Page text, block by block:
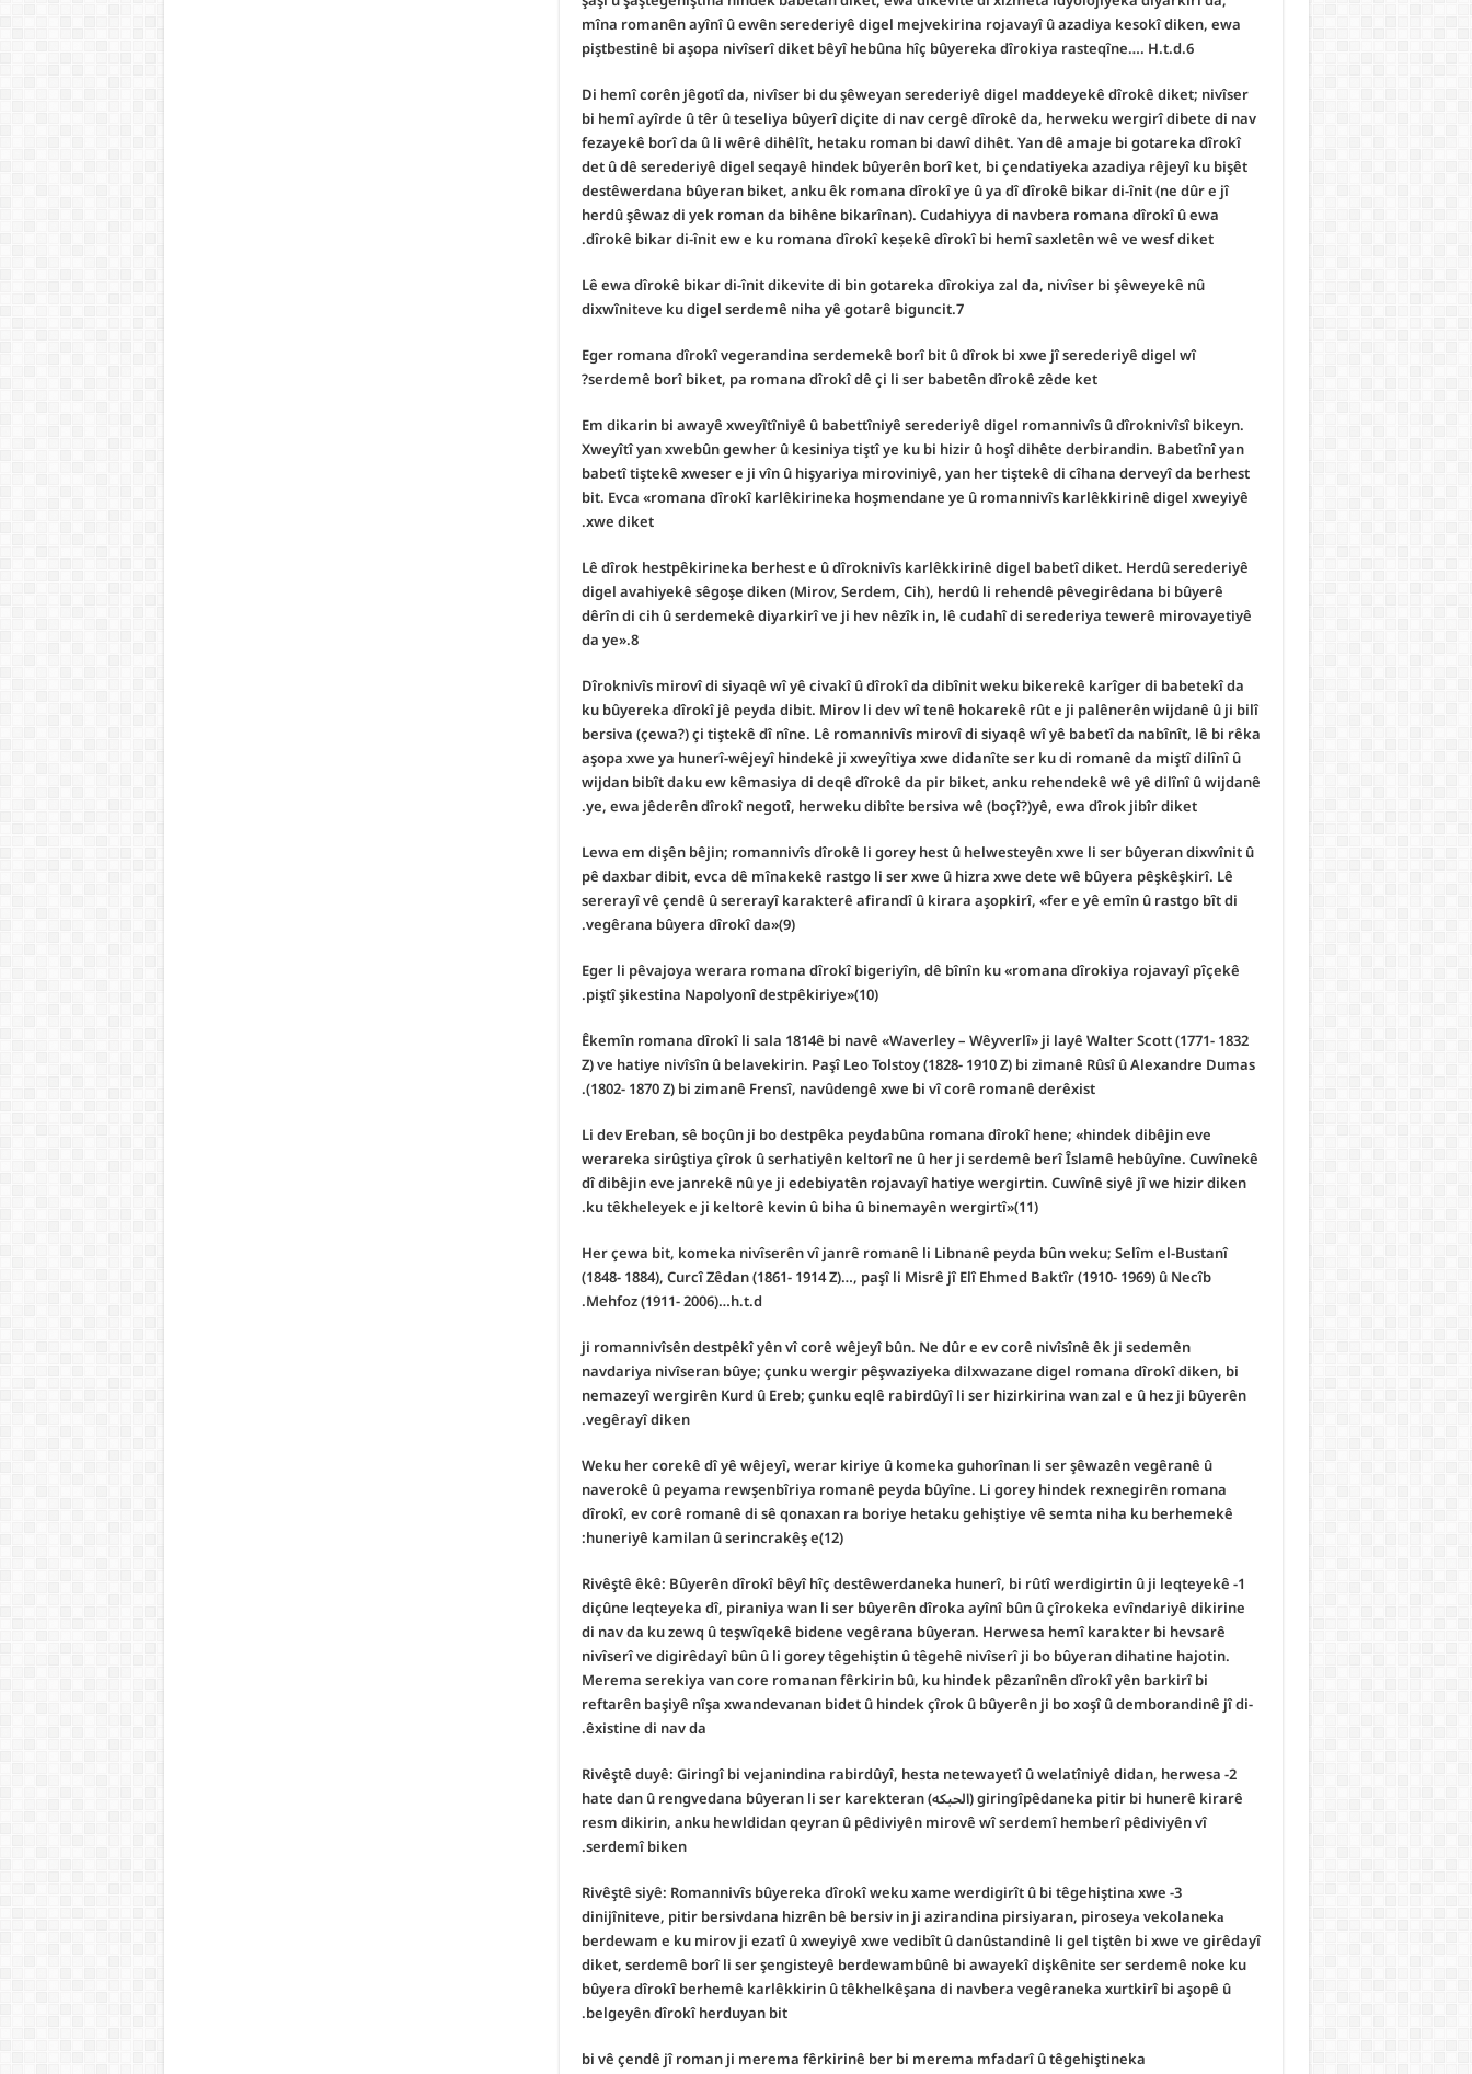
mîna romanên ayînî û ewên serederiyê digel mejvekirina rojavayî û azadiya kesokî diken, ewa
piştbestinê bi aşopa nivîserî diket bêyî hebûna hîç bûyereka dîrokiya rasteqîne…. H.t.d.6
Di hemî corên jêgotî da, nivîser bi du şêweyan serederiyê digel maddeyekê dîrokê diket; nivîser
bi hemî ayîrde û têr û teseliya bûyerî diçite di nav cergê dîrokê da, herweku wergirî dibete di nav
fezayekê borî da û li wêrê dihêlît, hetaku roman bi dawî dihêt. Yan dê amaje bi gotareka dîrokî
det û dê serederiyê digel seqayê hindek bûyerên borî ket, bi çendatiyeka azadiya rêjeyî ku bişêt
destêwerdana bûyeran biket, anku êk romana dîrokî ye û ya dî dîrokê bikar di-înit (ne dûr e jî
herdû şêwaz di yek roman da bihêne bikarînan). Cudahiyya di navbera romana dîrokî û ewa
dîrokê bikar di-înit ew e ku romana dîrokî keșekê dîrokî bi hemî saxletên wê ve wesf diket.
Lê ewa dîrokê bikar di-înit dikevite di bin gotareka dîrokiya zal da, nivîser bi şêweyekê nû
dixwîniteve ku digel serdemê niha yê gotarê biguncit.7
Eger romana dîrokî vegerandina serdemekê borî bit û dîrok bi xwe jî serederiyê digel wî
serdemê borî biket, pa romana dîrokî dê çi li ser babetên dîrokê zêde ket?
Em dikarin bi awayê xweyîtîniyê û babettîniyê serederiyê digel romannivîs û dîroknivîsî bikeyn.
Xweyîtî yan xwebûn gewher û kesiniya tiştî ye ku bi hizir û hoşî dihête derbirandin. Babetînî yan
babetî tiştekê xweser e ji vîn û hişyariya miroviniyê, yan her tiştekê di cîhana derveyî da berhest
bit. Evca «romana dîrokî karlêkirineka hoşmendane ye û romannivîs karlêkkirinê digel xweyiyê
xwe diket.
Lê dîrok hestpêkirineka berhest e û dîroknivîs karlêkkirinê digel babetî diket. Herdû serederiyê
digel avahiyekê sêgoşe diken (Mirov, Serdem, Cih), herdû li rehendê pêvegirêdana bi bûyerê
dêrîn di cih û serdemekê diyarkirî ve ji hev nêzîk in, lê cudahî di serederiya tewerê mirovayetiyê
da ye».8
Dîroknivîs mirovî di siyaqê wî yê civakî û dîrokî da dibînit weku bikerekê karîger di babetekî da
ku bûyereka dîrokî jê peyda dibit. Mirov li dev wî tenê hokarekê rût e ji palênerên wijdanê û ji bilî
bersiva (çewa?) çi tiştekê dî nîne. Lê romannivîs mirovî di siyaqê wî yê babetî da nabînît, lê bi rêka
aşopa xwe ya hunerî-wêjeyî hindekê ji xweyîtiya xwe didanîte ser ku di romanê da miştî dilînî û
wijdan bibît daku ew kêmasiya di deqê dîrokê da pir biket, anku rehendekê wê yê dilînî û wijdanê
ye, ewa jêderên dîrokî negotî, herweku dibîte bersiva wê (boçî?)yê, ewa dîrok jibîr diket.
Lewa em dişên bêjin; romannivîs dîrokê li gorey hest û helwesteyên xwe li ser bûyeran dixwînit û
pê daxbar dibit, evca dê mînakekê rastgo li ser xwe û hizra xwe dete wê bûyera pêşkêşkirî. Lê
sererayî vê çendê û sererayî karakterê afirandî û kirara aşopkirî, «fer e yê emîn û rastgo bît di
vegêrana bûyera dîrokî da»(9).
Eger li pêvajoya werara romana dîrokî bigeriyîn, dê bînîn ku «romana dîrokiya rojavayî pîçekê
piştî şikestina Napolyonî destpêkiriye»(10).
Êkemîn romana dîrokî li sala 1814ê bi navê «Waverley – Wêyverlî» ji layê Walter Scott (1771- 1832
Z) ve hatiye nivîsîn û belavekirin. Paşî Leo Tolstoy (1828- 1910 Z) bi zimanê Rûsî û Alexandre Dumas
(1802- 1870 Z) bi zimanê Frensî, navûdengê xwe bi vî corê romanê derêxist.
Li dev Ereban, sê boçûn ji bo destpêka peydabûna romana dîrokî hene; «hindek dibêjin eve
werareka sirûştiya çîrok û serhatiyên keltorî ne û her ji serdemê berî Îslamê hebûyîne. Cuwînekê
dî dibêjin eve janrekê nû ye ji edebiyatên rojavayî hatiye wergirtin. Cuwînê siyê jî we hizir diken
ku têkheleyek e ji keltorê kevin û biha û binemayên wergirtî»(11).
Her çewa bit, komeka nivîserên vî janrê romanê li Libnanê peyda bûn weku; Selîm el-Bustanî
(1848- 1884), Curcî Zêdan (1861- 1914 Z)…, paşî li Misrê jî Elî Ehmed Baktîr (1910- 1969) û Necîb
Mehfoz (1911- 2006)…h.t.d.
ji romannivîsên destpêkî yên vî corê wêjeyî bûn. Ne dûr e ev corê nivîsînê êk ji sedemên
navdariya nivîseran bûye; çunku wergir pêşwaziyeka dilxwazane digel romana dîrokî diken, bi
nemazeyî wergirên Kurd û Ereb; çunku eqlê rabirdûyî li ser hizirkirina wan zal e û hez ji bûyerên
vegêrayî diken.
Weku her corekê dî yê wêjeyî, werar kiriye û komeka guhorînan li ser şêwazên vegêranê û
naverokê û peyama rewşenbîriya romanê peyda bûyîne. Li gorey hindek rexnegirên romana
dîrokî, ev corê romanê di sê qonaxan ra boriye hetaku gehiştiye vê semta niha ku berhemekê
huneriyê kamilan û serincrakêş e(12):
1- Rivêştê êkê: Bûyerên dîrokî bêyî hîç destêwerdaneka hunerî, bi rûtî werdigirtin û ji leqteyekê
diçûne leqteyeka dî, piraniya wan li ser bûyerên dîroka ayînî bûn û çîrokeka evîndariyê dikirine
di nav da ku zewq û teşwîqekê bidene vegêrana bûyeran. Herwesa hemî karakter bi hevsarê
nivîserî ve digirêdayî bûn û li gorey têgehiştin û têgehê nivîserî ji bo bûyeran dihatine hajotin.
Merema serekiya van core romanan fêrkirin bû, ku hindek pêzanînên dîrokî yên barkirî bi
reftarên başiyê nîşa xwandevanan bidet û hindek çîrok û bûyerên ji bo xoşî û demborandinê jî di-
êxistine di nav da.
2- Rivêştê duyê: Giringî bi vejanindina rabirdûyî, hesta netewayetî û welatîniyê didan, herwesa
giringîpêdaneka pitir bi hunerê kirarê (الحبکە) hate dan û rengvedana bûyeran li ser karekteran
resm dikirin, anku hewldidan qeyran û pêdiviyên mirovê wî serdemî hemberî pêdiviyên vî
serdemî biken.
3- Rivêştê siyê: Romannivîs bûyereka dîrokî weku xame werdigirît û bi têgehiştina xwe
dinijîniteve, pitir bersivdana hizrên bê bersiv in ji azirandina pirsiyaran, piroseyа vekolanekа
berdewam e ku mirov ji ezatî û xweyiyê xwe vedibît û danûstandinê li gel tiştên bi xwe ve girêdayî
diket, serdemê borî li ser şengisteyê berdewambûnê bi awayekî dişkênite ser serdemê noke ku
bûyera dîrokî berhemê karlêkkirin û têkhelkêşana di navbera vegêraneka xurtkirî bi aşopê û
belgeyên dîrokî herduyan bit.
bi vê çendê jî roman ji merema fêrkirinê ber bi merema mfadarî û têgehiştineka